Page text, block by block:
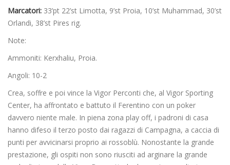
Marcatori: 33’pt 22’st Limotta, 9’st Proia, 10’st Muhammad, 30’st
Orlandi, 38’st Pires rig.
Note:
Ammoniti: Kerxhaliu, Proia.
Angoli: 10-2
Crea, soffre e poi vince la Vigor Perconti che, al Vigor Sporting
Center, ha affrontato e battuto il Ferentino con un poker
davvero niente male. In piena zona play off, i padroni di casa
hanno difeso il terzo posto dai ragazzi di Campagna, a caccia di
punti per avvicinarsi proprio ai rossoblù. Nonostante la grande
prestazione, gli ospiti non sono riusciti ad arginare la grande